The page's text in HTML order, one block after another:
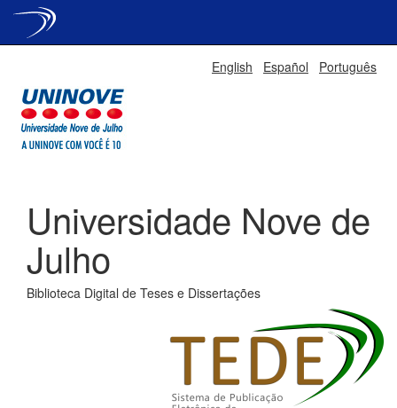
English Español Português
Universidade Nove de
Julho
Biblioteca Digital de Teses e Dissertações